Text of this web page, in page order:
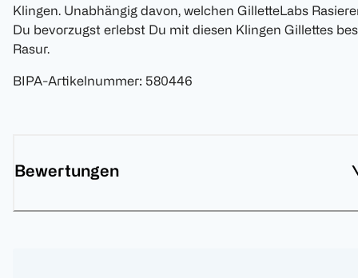
Klingen. Unabhängig davon, welchen GilletteLabs
Du bevorzugst erlebst Du mit diesen Klingen Gillettes
Rasur.
BIPA-Artikelnummer: 580446
Bewertungen